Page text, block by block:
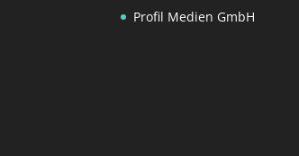
Profil Medien GmbH